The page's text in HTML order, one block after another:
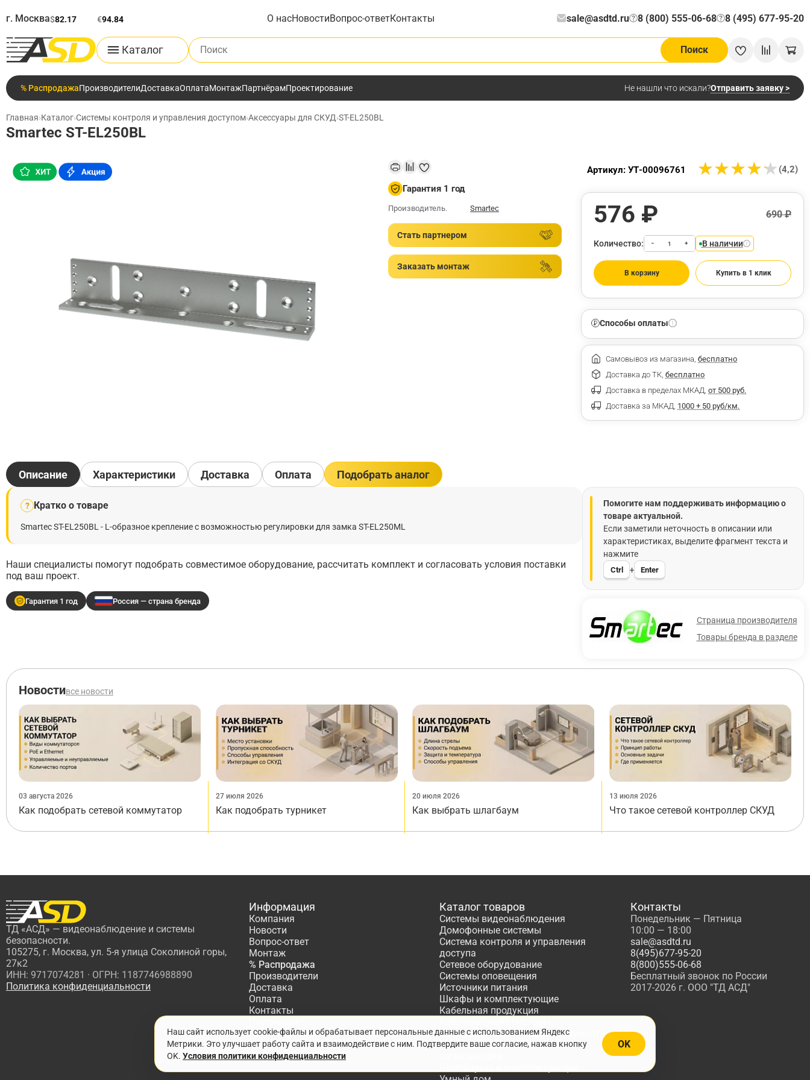
г. Москва$82.17 €94.84 О насНовостиВопрос-ответКонтакты sale@asdtd.ru 8 (800) 555-06-68
? 8 (495) 677-95-20
?
Каталог
Поиск по каталогу
Поиск
% РаспродажаПроизводителиДоставкаОплатаМонтажПартнёрамПроектирование Не нашли что искали?Отправить заявку >
Главная›Каталог›Системы контроля и управления доступом›Аксессуары для СКУД›ST-EL250BL
Smartec ST-EL250BL
Гарантия 1 год
Производитель. Smartec
Стать партнером
Заказать монтаж
★★★★★
★★★★★ (4,2)
Артикул: УТ-00096761
576 ₽ 690 ₽
Количество: − + В наличии
В корзину Купить в 1 клик
Способы оплаты
Самовывоз из магазина, бесплатно
Доставка до ТК, бесплатно
Доставка в пределах МКАД, от 500 руб.
Доставка за МКАД, 1000 + 50 руб/км.
Описание
? Кратко о товаре
Smartec ST-EL250BL - L-образное крепление с возможностью регулировки для замка ST-EL250ML
Наши специалисты помогут подобрать совместимое оборудование, рассчитать комплект и согласовать условия поставки
под ваш проект.
Гарантия 1 год Россия — страна бренда
Помогите нам поддерживать информацию о
товаре актуальной.
Если заметили неточность в описании или
характеристиках, выделите фрагмент текста и
нажмите
Ctrl + Enter
Страница производителя
Товары бренда в разделе
Характеристики Доставка Оплата Подобрать аналог
Новостивсе новости
03 августа 2026
Как подобрать сетевой коммутатор
27 июля 2026
Как подобрать турникет
20 июля 2026
Как выбрать шлагбаум
13 июля 2026
Что такое сетевой контроллер СКУД
ТД «АСД» — видеонаблюдение и системы
безопасности.
105275, г. Москва, ул. 5-я улица Соколиной горы,
27к2
ИНН: 9717074281 · ОГРН: 1187746988890
Политика конфиденциальности
Информация
Компания
Новости
Вопрос-ответ
Монтаж
% Распродажа
Производители
Доставка
Оплата
Контакты
Проектирование
Каталог товаров
Системы видеонаблюдения
Домофонные системы
Система контроля и управления
доступа
Сетевое оборудование
Системы оповещения
Источники питания
Шкафы и комплектующие
Кабельная продукция
Расходные материалы, Инструменты
Системы охранно-пожарной
Контакты
Понедельник — Пятница
10:00 — 18:00
sale@asdtd.ru
8(495)677-95-20
8(800)555-06-68
Бесплатный звонок по России
2017-2026 г. ООО "ТД АСД"
Наш сайт использует cookie-файлы и обрабатывает персональные данные с использованием Яндекс
Метрики. Это улучшает работу сайта и взаимодействие с ним. Подтвердите ваше согласие, нажав кнопку
OK. Условия политики конфиденциальности
OK